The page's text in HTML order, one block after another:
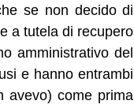
se non decido di
a tutela di recupero
amministrativo del
e hanno entrambi
avevo) come prima